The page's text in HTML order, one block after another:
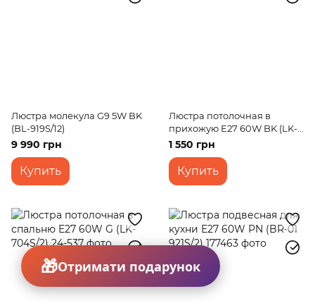
Люстра молекула G9 5W BK
(BL-919S/12)
9 990 грн
Купить
Люстра потолочная в
прихожую E27 60W BK (LK-
713S/2)
1 550 грн
Купить
Отримати подарунок